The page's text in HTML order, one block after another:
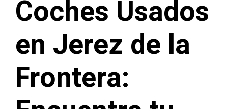
Coches Usados
en Jerez de la
Frontera: